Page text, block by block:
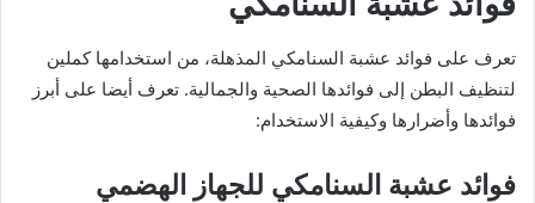
تعرف على فوائد عشبة السنامكي المذهلة، من استخدامها كملين
لتنظيف البطن إلى فوائدها الصحية والجمالية. تعرف أيضا على أبرز
فوائدها وأضرارها وكيفية الاستخدام:
فوائد عشبة السنامكي للجهاز الهضمي